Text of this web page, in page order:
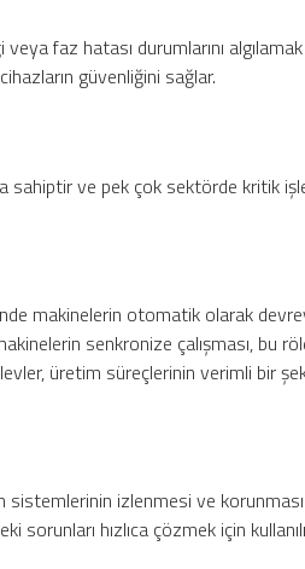
faz hatası durumlarını algılamak
güvenliğini sağlar.
sahiptir ve pek çok sektörde kritik
makinelerin otomatik olarak
senkronize çalışması, bu
üretim süreçlerinin verimli bir
sistemlerinin izlenmesi ve
sorunları hızlıca çözmek için